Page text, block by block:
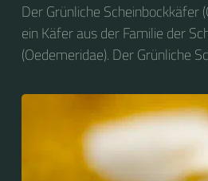
Der Grünliche Scheinbockkäfer
ein Käfer aus der Familie der
(Oedemeridae). Der Grünliche
Scheinbockkäfer (Oedemera